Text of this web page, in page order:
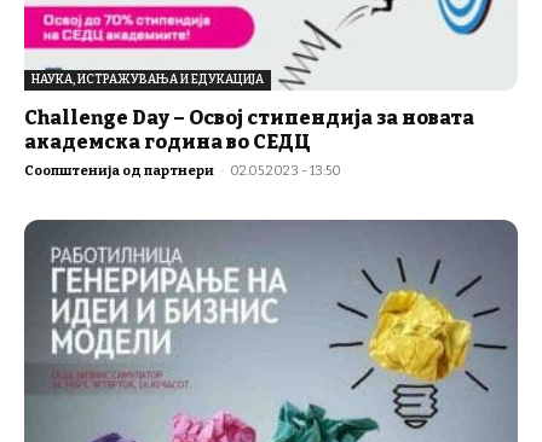
НАУКА, ИСТРАЖУВАЊА И ЕДУКАЦИЈА
Challenge Day – Освој стипендија за новата
академска година во СЕДЦ
Соопштенија од партнери - 02.05.2023 - 13:50